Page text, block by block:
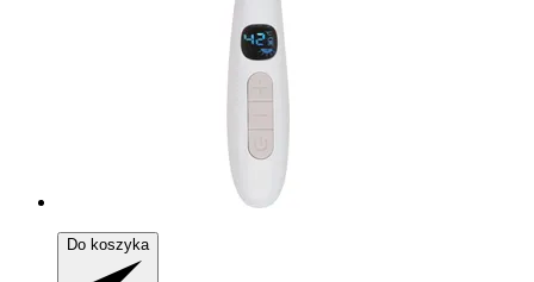
Do koszyka